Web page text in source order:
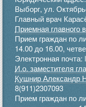
Выборг, ул.
Главный врач
Приемная главного
Прием граждан по
14.00 до 16.00,
Электронная
И.о. заместителя
Кушнир Александр
8(911)2307093
Прием граждан по